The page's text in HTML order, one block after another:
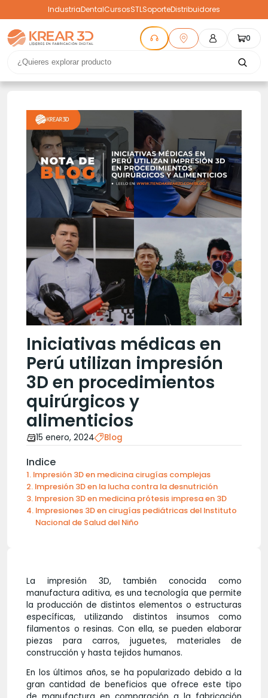
IndustriaDentalCursosSTLSoporteDistribuidores
0
Iniciativas médicas en
Perú utilizan impresión
3D en procedimientos
quirúrgicos y
alimenticios
15 enero, 2024 Blog
Indice
Impresión 3D en medicina cirugías complejas
Impresión 3D en la lucha contra la desnutrición
Impresion 3D en medicina prótesis impresa en 3D
Impresiones 3D en cirugías pediátricas del Instituto
Nacional de Salud del Niño
La impresión 3D, también conocida como
manufactura aditiva, es una tecnología que permite
la producción de distintos elementos o estructuras
específicas, utilizando distintos insumos como
filamentos o resinas. Con ella, se pueden elaborar
piezas para carros, juguetes, materiales de
construcción y hasta tejidos humanos.
En los últimos años, se ha popularizado debido a la
gran cantidad de beneficios que ofrece este tipo